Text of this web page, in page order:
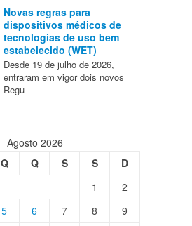
Novas regras para
dispositivos médicos de
tecnologias de uso bem
estabelecido (WET)
Desde 19 de julho de 2026,
entraram em vigor dois novos
Regu
Agosto 2026
Q Q S S
D
1
2
5 6 7 8
9